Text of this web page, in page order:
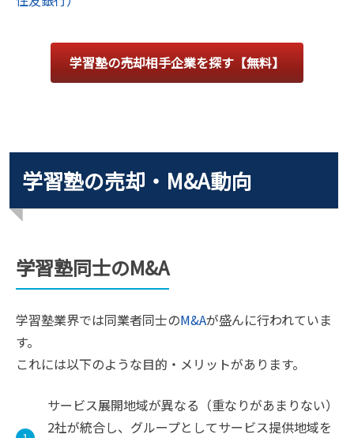
学習塾の売却相手企業を探す【無料】
学習塾の売却・M&A動向
学習塾同士のM&A
学習塾業界では同業者同士のM&Aが盛んに行われていま
す。
これには以下のような目的・メリットがあります。
サービス展開地域が異なる（重なりがあまりない）
2社が統合し、グループとしてサービス提供地域を